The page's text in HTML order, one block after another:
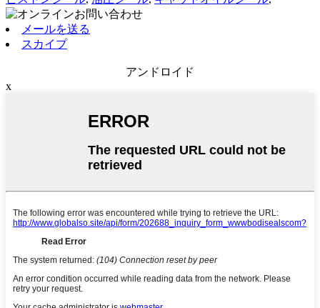
メールを送る
スカイプ
アンドロイド
x